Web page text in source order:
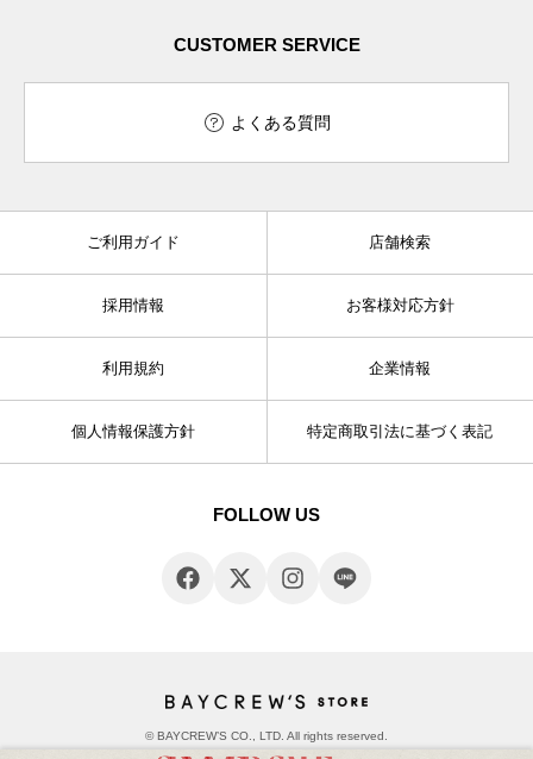
CUSTOMER SERVICE
よくある質問
ご利用ガイド 店舗検索
採用情報 お客様対応方針
利用規約 企業情報
個人情報保護方針 特定商取引法に基づく表記
FOLLOW US
© BAYCREW’S CO., LTD. All rights reserved.